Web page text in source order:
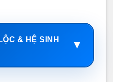
& HỆ SINH
▼